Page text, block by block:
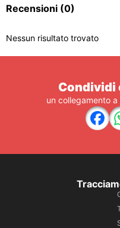
Recensioni (0)
Nessun risultato trovato
Condividi
un collegamento